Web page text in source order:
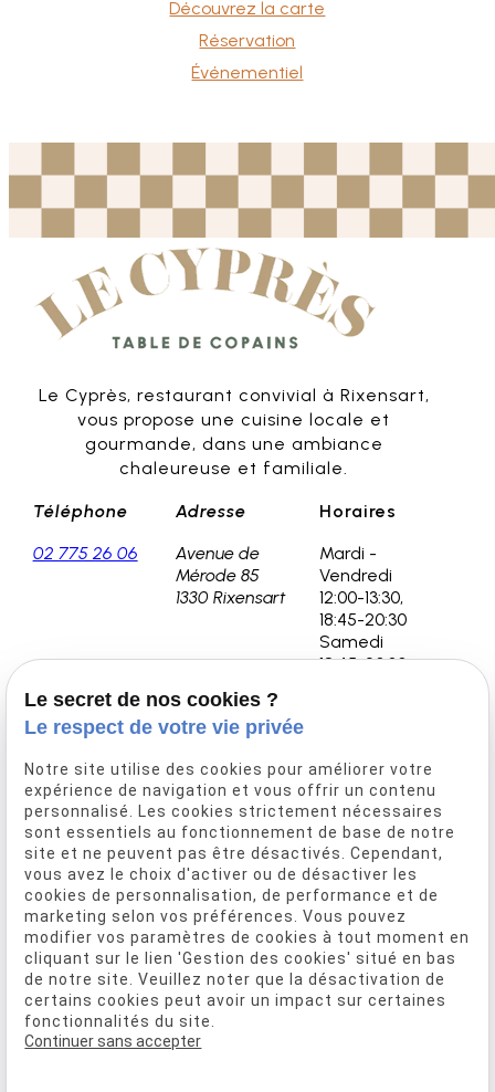
Découvrez la carte
Réservation
Événementiel
Le Cyprès, restaurant convivial à Rixensart,
vous propose une cuisine locale et
gourmande, dans une ambiance
chaleureuse et familiale.
Téléphone
02 775 26 06
Adresse
Avenue de
Mérode 85
1330 Rixensart
Horaires
Mardi -
Vendredi
12:00-13:30,
18:45-20:30
Samedi
18:45-20:30
Accueil
Notre histoire
Découvrez la carte
Événementiel
Réservation
Nos conseils
Galerie photos
Contact
Restaurant Woluwe-Saint-Lambert
Restaurant Overijse
Le secret de nos cookies ?
Le respect de votre vie privée
Notre site utilise des cookies pour améliorer votre
expérience de navigation et vous offrir un contenu
personnalisé. Les cookies strictement nécessaires
sont essentiels au fonctionnement de base de notre
site et ne peuvent pas être désactivés. Cependant,
vous avez le choix d'activer ou de désactiver les
cookies de personnalisation, de performance et de
marketing selon vos préférences. Vous pouvez
modifier vos paramètres de cookies à tout moment en
cliquant sur le lien 'Gestion des cookies' situé en bas
de notre site. Veuillez noter que la désactivation de
certains cookies peut avoir un impact sur certaines
fonctionnalités du site.
Continuer sans accepter